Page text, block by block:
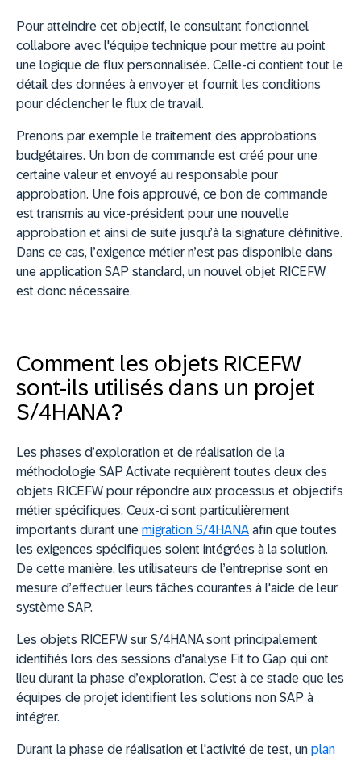
Pour atteindre cet objectif, le consultant fonctionnel
collabore avec l'équipe technique pour mettre au point
une logique de flux personnalisée. Celle-ci contient tout le
détail des données à envoyer et fournit les conditions
pour déclencher le flux de travail.
Prenons par exemple le traitement des approbations
budgétaires. Un bon de commande est créé pour une
certaine valeur et envoyé au responsable pour
approbation. Une fois approuvé, ce bon de commande
est transmis au vice-président pour une nouvelle
approbation et ainsi de suite jusqu’à la signature définitive.
Dans ce cas, l’exigence métier n’est pas disponible dans
une application SAP standard, un nouvel objet RICEFW
est donc nécessaire.
Comment les objets RICEFW
sont-ils utilisés dans un projet
S/4HANA ?
Les phases d’exploration et de réalisation de la
méthodologie SAP Activate requièrent toutes deux des
objets RICEFW pour répondre aux processus et objectifs
métier spécifiques. Ceux-ci sont particulièrement
importants durant une migration S/4HANA afin que toutes
les exigences spécifiques soient intégrées à la solution.
De cette manière, les utilisateurs de l’entreprise sont en
mesure d’effectuer leurs tâches courantes à l'aide de leur
système SAP.
Les objets RICEFW sur S/4HANA sont principalement
identifiés lors des sessions d'analyse Fit to Gap qui ont
lieu durant la phase d’exploration. C’est à ce stade que les
équipes de projet identifient les solutions non SAP à
intégrer.
Durant la phase de réalisation et l'activité de test, un plan